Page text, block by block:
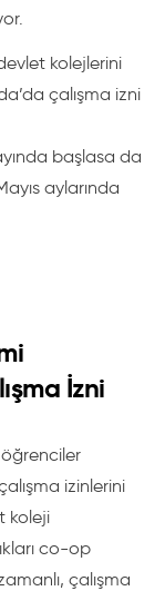
kolejlerini
çalışma izni
başlasa da
aylarında
İzni
izinlerini
koleji
co-op
çalışma